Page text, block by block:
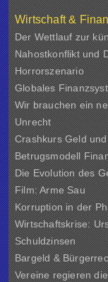
Wirtschaft &
Der Wettlauf zur
Nahostkonflikt und
Horrorszenario
Globales
Wir brauchen ein
Unrecht
Crashkurs Geld
Betrugsmodell
Die Evolution des
Film: Arme Sau
Korruption in der
Wirtschaftskrise:
Schuldzinsen
Bargeld &
Vereine regieren